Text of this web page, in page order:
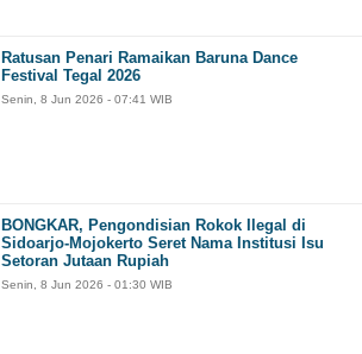
Ratusan Penari Ramaikan Baruna Dance
Festival Tegal 2026
Senin, 8 Jun 2026 - 07:41 WIB
BONGKAR, Pengondisian Rokok Ilegal di
Sidoarjo-Mojokerto Seret Nama Institusi Isu
Setoran Jutaan Rupiah
Senin, 8 Jun 2026 - 01:30 WIB